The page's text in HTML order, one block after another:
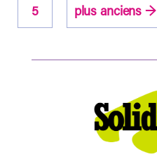
publications
5 plus anciens →